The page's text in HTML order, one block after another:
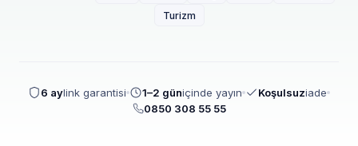
Turizm
6 aylink garantisi 1–2 güniçinde yayın Koşulsuziade
0850 308 55 55